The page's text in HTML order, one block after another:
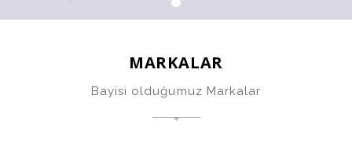
MARKALAR
Bayisi olduğumuz Markalar